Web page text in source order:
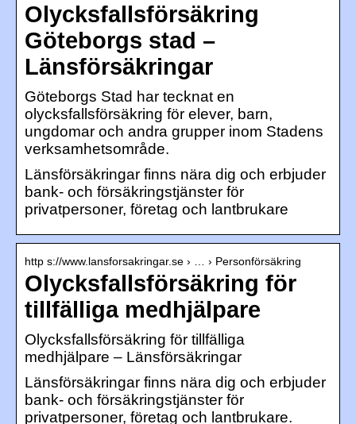
Olycksfallsförsäkring
Göteborgs stad –
Länsförsäkringar
Göteborgs Stad har tecknat en
olycksfallsförsäkring för elever, barn,
ungdomar och andra grupper inom Stadens
verksamhetsområde.
Länsförsäkringar finns nära dig och erbjuder
bank- och försäkringstjänster för
privatpersoner, företag och lantbrukare
http s://www.lansforsakringar.se › … › Personförsäkring
Olycksfallsförsäkring för
tillfälliga medhjälpare
Olycksfallsförsäkring för tillfälliga
medhjälpare – Länsförsäkringar
Länsförsäkringar finns nära dig och erbjuder
bank- och försäkringstjänster för
privatpersoner, företag och lantbrukare.